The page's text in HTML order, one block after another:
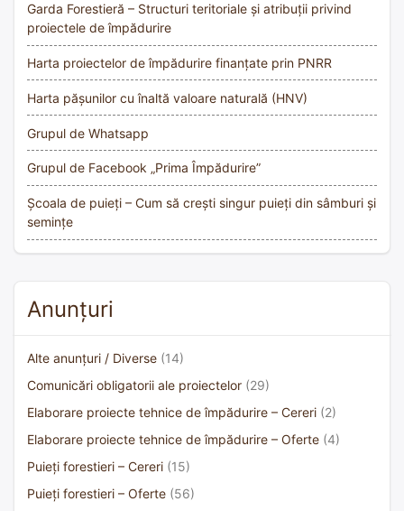
Garda Forestieră – Structuri teritoriale și atribuții privind
proiectele de împădurire
Harta proiectelor de împădurire finanțate prin PNRR
Harta pășunilor cu înaltă valoare naturală (HNV)
Grupul de Whatsapp
Grupul de Facebook „Prima Împădurire”
Școala de puieți – Cum să crești singur puieți din sâmburi și
semințe
Anunțuri
Alte anunțuri / Diverse (14)
Comunicări obligatorii ale proiectelor (29)
Elaborare proiecte tehnice de împădurire – Cereri (2)
Elaborare proiecte tehnice de împădurire – Oferte (4)
Puieți forestieri – Cereri (15)
Puieți forestieri – Oferte (56)